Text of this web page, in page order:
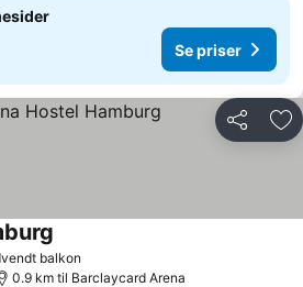
Se priser
Del
balkon
0.9 km til Barclaycard Arena